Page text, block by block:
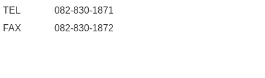
TEL
082-830-1871
FAX
082-830-1872